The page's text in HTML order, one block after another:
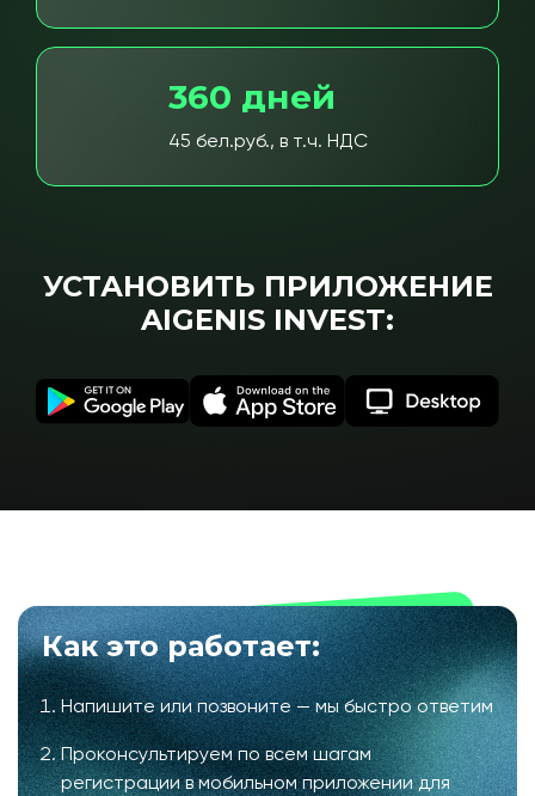
360 дней
45 бел.руб., в т.ч. НДС
УСТАНОВИТЬ ПРИЛОЖЕНИЕ
AIGENIS INVEST:
Как это работает:
Напишите или позвоните — мы быстро ответим
Проконсультируем по всем шагам
регистрации в мобильном приложении для